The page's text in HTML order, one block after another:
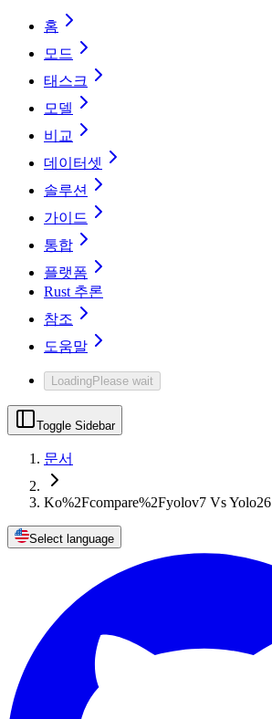
홈
모드
태스크
모델
비교
데이터셋
솔루션
가이드
통합
플랫폼
Rust 추론
참조
도움말
LoadingPlease wait
Toggle Sidebar
문서
Ko%2Fcompare%2Fyolov7 Vs Yolo26
Select language